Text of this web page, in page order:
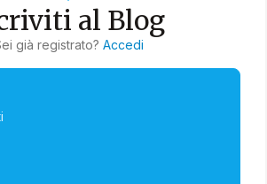
al Blog
già registrato? Accedi